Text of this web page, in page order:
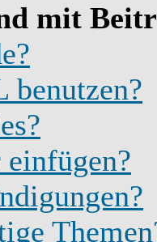
mit